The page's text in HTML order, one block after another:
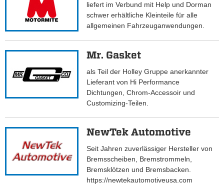
liefert im Verbund mit Help und Dorman
schwer erhältliche Kleinteile für alle
allgemeinen Fahrzeuganwendungen.
Mr. Gasket
als Teil der Holley Gruppe anerkannter
Lieferant von Hi Performance
Dichtungen, Chrom-Accessoir und
Customizing-Teilen.
NewTek Automotive
Seit Jahren zuverlässiger Hersteller von
Bremsscheiben, Bremstrommeln,
Bremsklötzen und Bremsbacken.
https://newtekautomotiveusa.com